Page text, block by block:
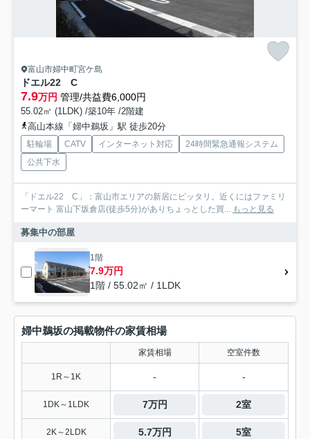
富山市婦中町宮ケ島
ドエル22 C
7.9万円 管理/共益費6,000円
55.02㎡ (1LDK) /築10年 /2階建
高山本線「婦中鵜坂」駅 徒歩20分
駐輪場 CATV インターネット対応
24時間緊急通報システム
公共下水
「ドエル22 C」：富山市エリアの新居にピッタリ。近くにはファミリ
ーマート 富山下坂倉店(徒歩5分)がありちょっとした買... もっと見る
募集中の部屋
1階
7.9万円
1階 / 55.02㎡ / 1LDK
婦中鵜坂の掲載物件の家賃相場
家賃相場 空室件数
1R～1K - -
1DK～1LDK 7万円 2室
2K～2LDK 5.7万円 5室